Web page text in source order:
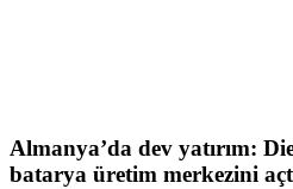
Almanya’da dev yatırım:
batarya üretim merkezini